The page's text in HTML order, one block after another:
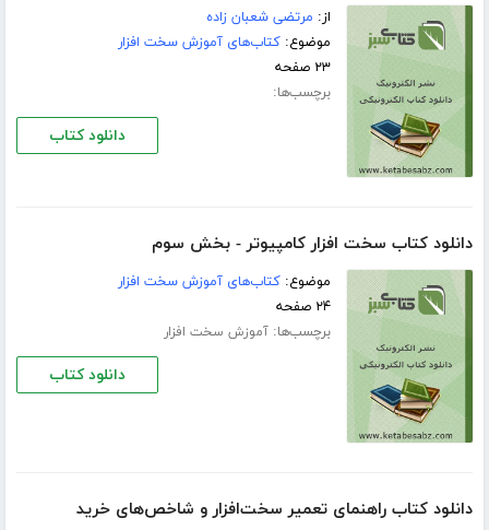
از: مرتضی شعبان زاده
موضوع:کتاب‌های آموزش سخت افزار
۲۳ صفحه
برچسب‌ها:
دانلود کتاب
دانلود کتاب سخت افزار کامپیوتر - بخش سوم
موضوع:کتاب‌های آموزش سخت افزار
۲۴ صفحه
برچسب‌ها:آموزش سخت افزار
دانلود کتاب
دانلود کتاب راهنمای تعمیر سخت‌‌‌‌افزار و شاخص‌های خرید